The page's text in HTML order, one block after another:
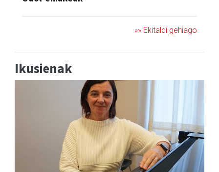
»» Ekitaldi gehiago
Ikusienak